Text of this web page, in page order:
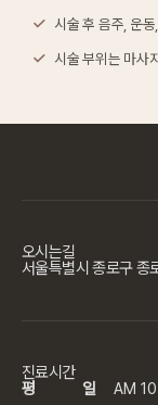
시술 후 음주, 운
시술 부위는 마사
오시는길
서울특별시 종로구
진료시간
평 일
AM